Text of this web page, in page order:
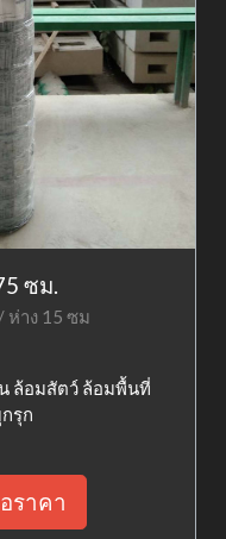
ซม.
ห่าง 15 ซม
ล้อมสัตว์ ล้อมพื้นที่
รุก
ราคา